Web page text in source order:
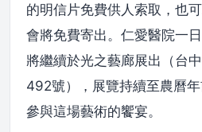
的明信片免費供人索取，也
會將免費寄出。仁愛醫院一
將繼續於光之藝廊展出（台
492號），展覽持續至農曆
參與這場藝術的饗宴。